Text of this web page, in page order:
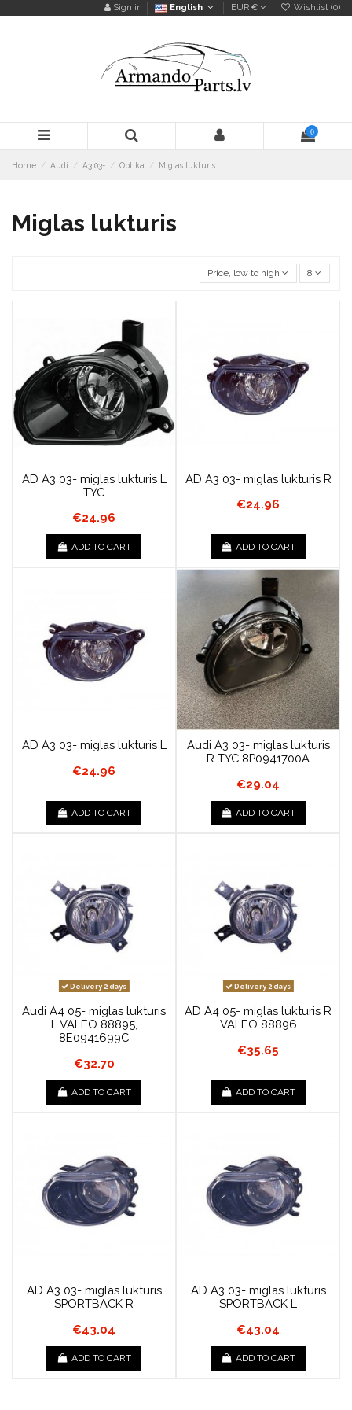
Sign in English EUR € Wishlist (0)
0
Home Audi A3 03- Optika Miglas lukturis
Miglas lukturis
Price, low to high 8
AD A3 03- miglas lukturis L
TYC
€24.96
ADD TO CART
AD A3 03- miglas lukturis R
€24.96
ADD TO CART
AD A3 03- miglas lukturis L
€24.96
ADD TO CART
Audi A3 03- miglas lukturis
R TYC 8P0941700A
€29.04
ADD TO CART
Delivery 2 days
Audi A4 05- miglas lukturis
L VALEO 88895,
8E0941699C
€32.70
ADD TO CART
Delivery 2 days
AD A4 05- miglas lukturis R
VALEO 88896
€35.65
ADD TO CART
AD A3 03- miglas lukturis
SPORTBACK R
€43.04
ADD TO CART
AD A3 03- miglas lukturis
SPORTBACK L
€43.04
ADD TO CART